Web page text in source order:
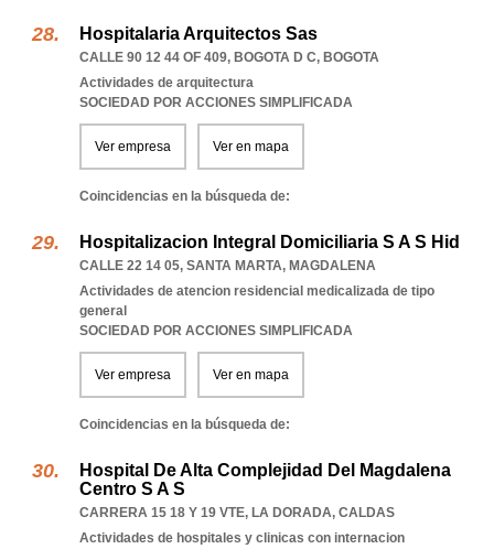
Hospitalaria Arquitectos Sas
CALLE 90 12 44 OF 409, BOGOTA D C, BOGOTA
Actividades de arquitectura
SOCIEDAD POR ACCIONES SIMPLIFICADA
Ver empresa Ver en mapa
Coincidencias en la búsqueda de:
Hospitalizacion Integral Domiciliaria S A S Hid
CALLE 22 14 05, SANTA MARTA, MAGDALENA
Actividades de atencion residencial medicalizada de tipo
general
SOCIEDAD POR ACCIONES SIMPLIFICADA
Ver empresa Ver en mapa
Coincidencias en la búsqueda de:
Hospital De Alta Complejidad Del Magdalena
Centro S A S
CARRERA 15 18 Y 19 VTE, LA DORADA, CALDAS
Actividades de hospitales y clinicas con internacion